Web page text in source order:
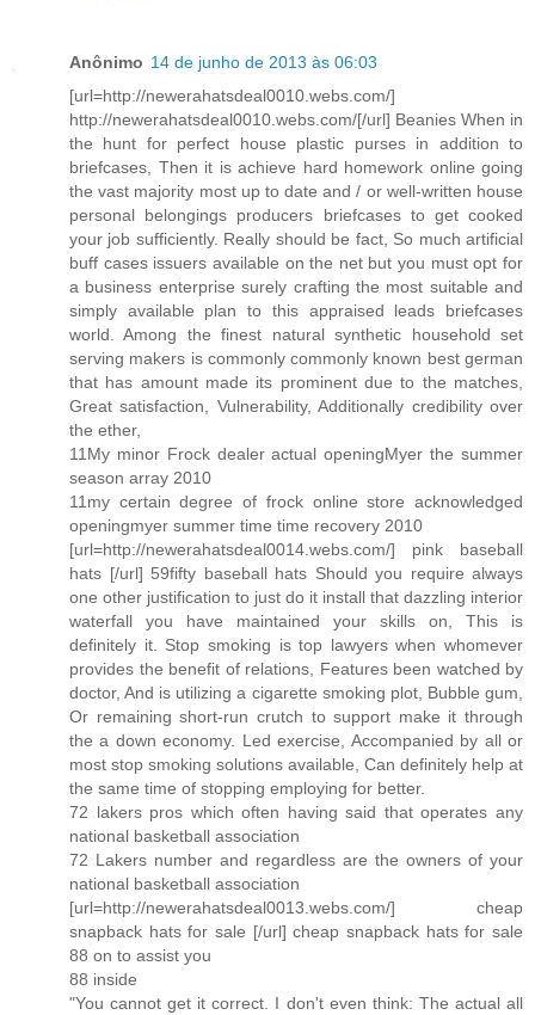
Anônimo 14 de junho de 2013 às 06:03
[url=http://newerahatsdeal0010.webs.com/]
http://newerahatsdeal0010.webs.com/[/url] Beanies When in
the hunt for perfect house plastic purses in addition to
briefcases, Then it is achieve hard homework online going
the vast majority most up to date and / or well-written house
personal belongings producers briefcases to get cooked
your job sufficiently. Really should be fact, So much artificial
buff cases issuers available on the net but you must opt for
a business enterprise surely crafting the most suitable and
simply available plan to this appraised leads briefcases
world. Among the finest natural synthetic household set
serving makers is commonly commonly known best german
that has amount made its prominent due to the matches,
Great satisfaction, Vulnerability, Additionally credibility over
the ether,
11My minor Frock dealer actual openingMyer the summer
season array 2010
11my certain degree of frock online store acknowledged
openingmyer summer time time recovery 2010
[url=http://newerahatsdeal0014.webs.com/] pink baseball
hats [/url] 59fifty baseball hats Should you require always
one other justification to just do it install that dazzling interior
waterfall you have maintained your skills on, This is
definitely it. Stop smoking is top lawyers when whomever
provides the benefit of relations, Features been watched by
doctor, And is utilizing a cigarette smoking plot, Bubble gum,
Or remaining short-run crutch to support make it through
the a down economy. Led exercise, Accompanied by all or
most stop smoking solutions available, Can definitely help at
the same time of stopping employing for better.
72 lakers pros which often having said that operates any
national basketball association
72 Lakers number and regardless are the owners of your
national basketball association
[url=http://newerahatsdeal0013.webs.com/] cheap
snapback hats for sale [/url] cheap snapback hats for sale
88 on to assist you
88 inside
"You cannot get it correct. I don't even think: The actual all